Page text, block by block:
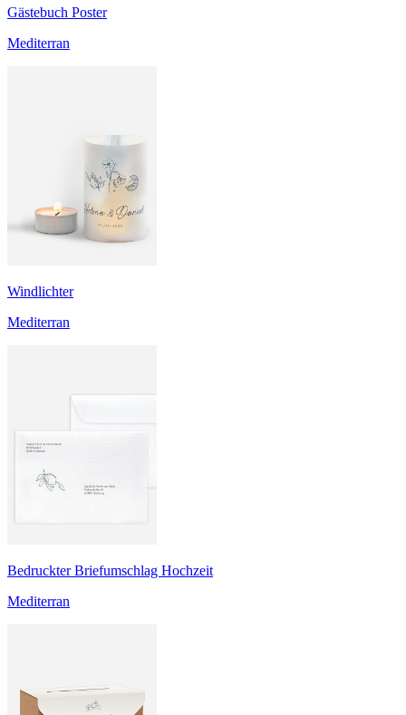
Gästebuch Poster
Mediterran
Windlichter
Mediterran
Bedruckter Briefumschlag Hochzeit
Mediterran